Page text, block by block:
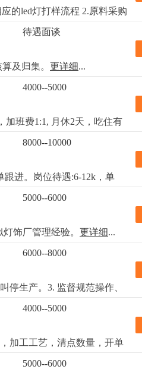
的led灯打样流程 2.原料采购
应商管理和比价议价能力；3.
任心强更详细
待遇面谈
及归集。 更详细...
4000--5000
加班费1:1, 月休2天，吃住有
8000--10000
进。岗位待遇:6-12k，单
5000--6000
饰厂管理经验。 更详细...
6000--8000
停生产。3. 监督规范操作、
溯。岗位要求1. 高中及以上
力强。4. 能吃苦耐劳，服从
4000--5000
加工工艺，清点数量，开单
5000--6000